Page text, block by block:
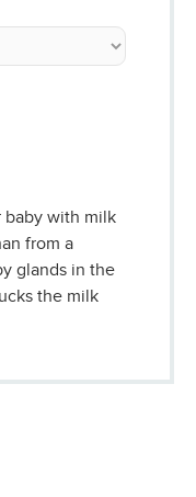
baby with milk
from a
glands in the
the milk